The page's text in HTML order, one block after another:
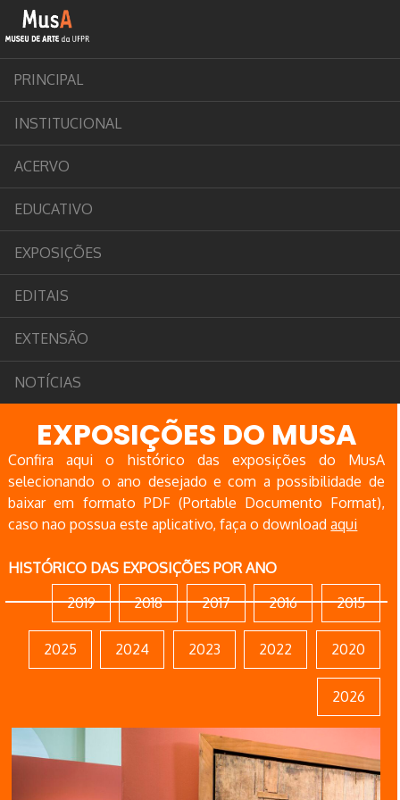
PRINCIPAL
INSTITUCIONAL
ACERVO
EDUCATIVO
EXPOSIÇÕES
EDITAIS
EXTENSÃO
NOTÍCIAS
EXPOSIÇÕES DO MUSA
Confira aqui o histórico das exposições do MusA
selecionando o ano desejado e com a possibilidade de
baixar em formato PDF (Portable Documento Format),
caso nao possua este aplicativo, faça o downloadaqui
HISTÓRICO DAS EXPOSIÇÕES POR ANO
2015
2016
2017
2018
2019
2020
2022
2023
2024
2025
2026